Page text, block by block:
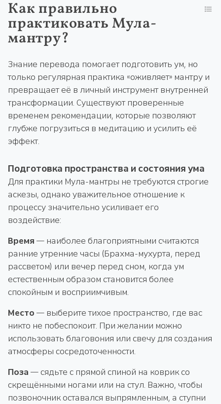
Как правильно
практиковать Мула-
мантру?
Знание перевода помогает подготовить ум, но
только регулярная практика «оживляет» мантру и
превращает её в личный инструмент внутренней
трансформации. Существуют проверенные
временем рекомендации, которые позволяют
глубже погрузиться в медитацию и усилить её
эффект.
Подготовка пространства и состояния ума
Для практики Мула-мантры не требуются строгие
аскезы, однако уважительное отношение к
процессу значительно усиливает его
воздействие:
Время — наиболее благоприятными считаются
ранние утренние часы (Брахма-мухурта, перед
рассветом) или вечер перед сном, когда ум
естественным образом становится более
спокойным и восприимчивым.
Место — выберите тихое пространство, где вас
никто не побеспокоит. При желании можно
использовать благовония или свечу для создания
атмосферы сосредоточенности.
Поза — сядьте с прямой спиной на коврик со
скрещёнными ногами или на стул. Важно, чтобы
позвоночник оставался выпрямленным, а ступни